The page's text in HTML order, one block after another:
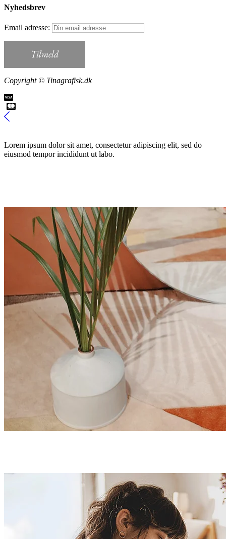
Nyhedsbrev
Email adresse:
Copyright © Tinagrafisk.dk
Lorem ipsum dolor sit amet, consectetur adipiscing elit, sed do
eiusmod tempor incididunt ut labo.